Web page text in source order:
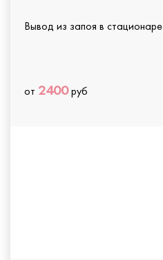
Вывод из запоя в стационаре
от 2400руб